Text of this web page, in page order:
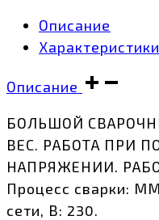
Описание
Характеристики
Описание
БОЛЬШОЙ
ВЕС. РАБОТА ПРИ
НАПРЯЖЕНИИ.
Процесс сварки:
сети, В: 230.